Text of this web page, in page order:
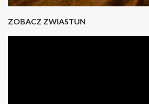
ZOBACZ ZWIASTUN